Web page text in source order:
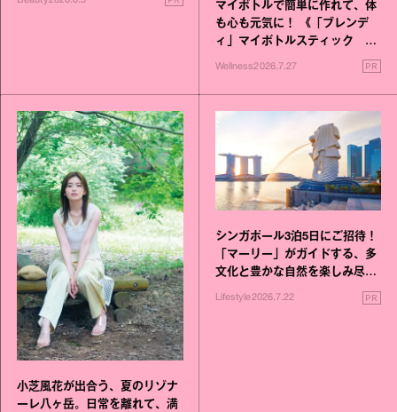
マイボトルで簡単に作れて、体
も心も元気に！ 《「ブレンデ
ィ」マイボトルスティック い
いこと毎日》シリーズが誕生
Wellness2026.7.27 PR
小芝風花が出合う、夏のリゾナ
ーレ八ヶ岳。日常を離れて、満
シンガポール3泊5日にご招待！
「マーリー」がガイドする、多
文化と豊かな自然を楽しみ尽く
Lifestyle2026.7.22 PR